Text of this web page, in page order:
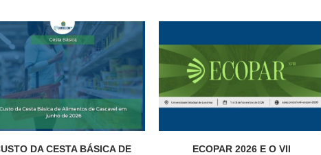
DA CESTA BÁSICA DE
ECOPAR 2026 E O VII